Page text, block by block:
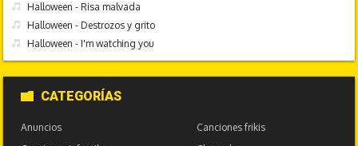
Halloween - Risa malvada
Halloween - Destrozos y grito
Halloween - I'm watching you
CATEGORÍAS
Anuncios
Canciones frikis